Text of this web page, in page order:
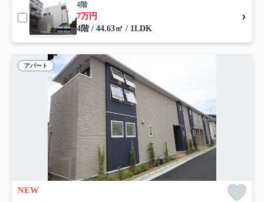
4階
7万円
4階 / 44.63㎡ / 1LDK
アパート
NEW